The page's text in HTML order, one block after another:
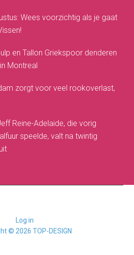
Wees voorzichtig als je gaat
en Tallon Griekspoor denderen
Montreal
zorgt voor veel rookoverlast,
Reine-Adelaide, die vorig
speelde, valt na twintig
Log in
© 2026 TOP-DESIGN